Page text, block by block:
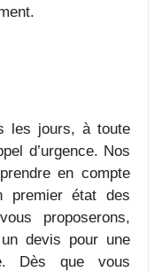
les jours, à toute
d’urgence. Nos
en compte
premier état des
proposerons,
un devis pour une
Dès que vous